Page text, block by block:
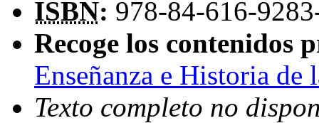
ISBN: 978-84-616-
Recoge los contenidos
Enseñanza e Historia de
Texto completo no